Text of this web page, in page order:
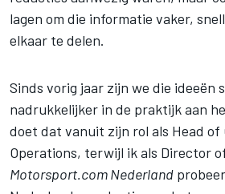
lagen om die informatie vaker,
elkaar te delen.
Sinds vorig jaar zijn we die ideeën
nadrukkelijker in de praktijk aan
doet dat vanuit zijn rol als Head of
Operations, terwijl ik als Director
Motorsport.com Nederland